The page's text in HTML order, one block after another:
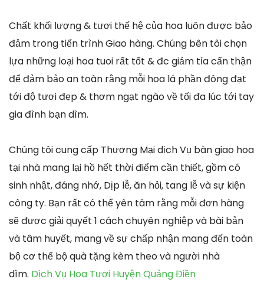
Chất khối lượng & tươi thế hệ của hoa luôn được bảo
đảm trong tiến trình Giao hàng. Chúng bên tôi chọn
lựa những loại hoa tuoi rất tốt & đc giảm tỉa cẩn thận
để đảm bảo an toàn rằng mỗi hoa lá phần đông đạt
tới độ tươi đẹp & thơm ngạt ngào về tối đa lúc tới tay
gia đình bạn dìm.
Chúng tôi cung cấp Thương Mại dịch Vụ bàn giao hoa
tại nhà mang lại hồ hết thời điểm cần thiết, gồm có
sinh nhật, đáng nhớ, Dịp lễ, ăn hỏi, tang lễ và sự kiện
công ty. Bạn rất có thể yên tâm rằng mỗi đơn hàng
sẽ được giải quyết 1 cách chuyên nghiệp và bài bản
và tâm huyết, mang về sự chấp nhận mang đến toàn
bộ cơ thể bộ quà tặng kèm theo và người nhà
dìm. Dịch Vụ Hoa Tươi Huyện Quảng Điền